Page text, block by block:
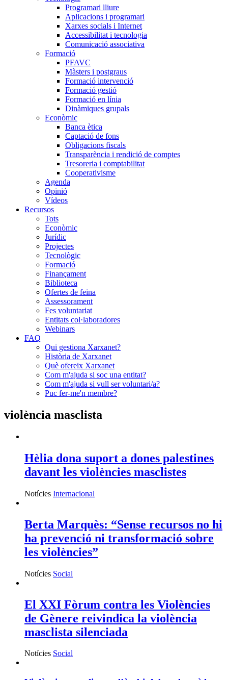
Programari lliure
Aplicacions i programari
Xarxes socials i Internet
Accessibilitat i tecnologia
Comunicació associativa
Formació
PFAVC
Màsters i postgraus
Formació intervenció
Formació gestió
Formació en línia
Dinàmiques grupals
Econòmic
Banca ètica
Captació de fons
Obligacions fiscals
Transparència i rendició de comptes
Tresoreria i comptabilitat
Cooperativisme
Agenda
Opinió
Vídeos
Recursos
Tots
Econòmic
Jurídic
Projectes
Tecnològic
Formació
Finançament
Biblioteca
Ofertes de feina
Assessorament
Fes voluntariat
Entitats col·laboradores
Webinars
FAQ
Qui gestiona Xarxanet?
Història de Xarxanet
Què ofereix Xarxanet
Com m'ajuda si soc una entitat?
Com m'ajuda si vull ser voluntari/a?
Puc fer-me'n membre?
violència masclista
Hèlia dona suport a dones palestines
davant les violències masclistes
Notícies Internacional
Berta Marquès: “Sense recursos no hi
ha prevenció ni transformació sobre
les violències”
Notícies Social
El XXI Fòrum contra les Violències
de Gènere reivindica la violència
masclista silenciada
Notícies Social